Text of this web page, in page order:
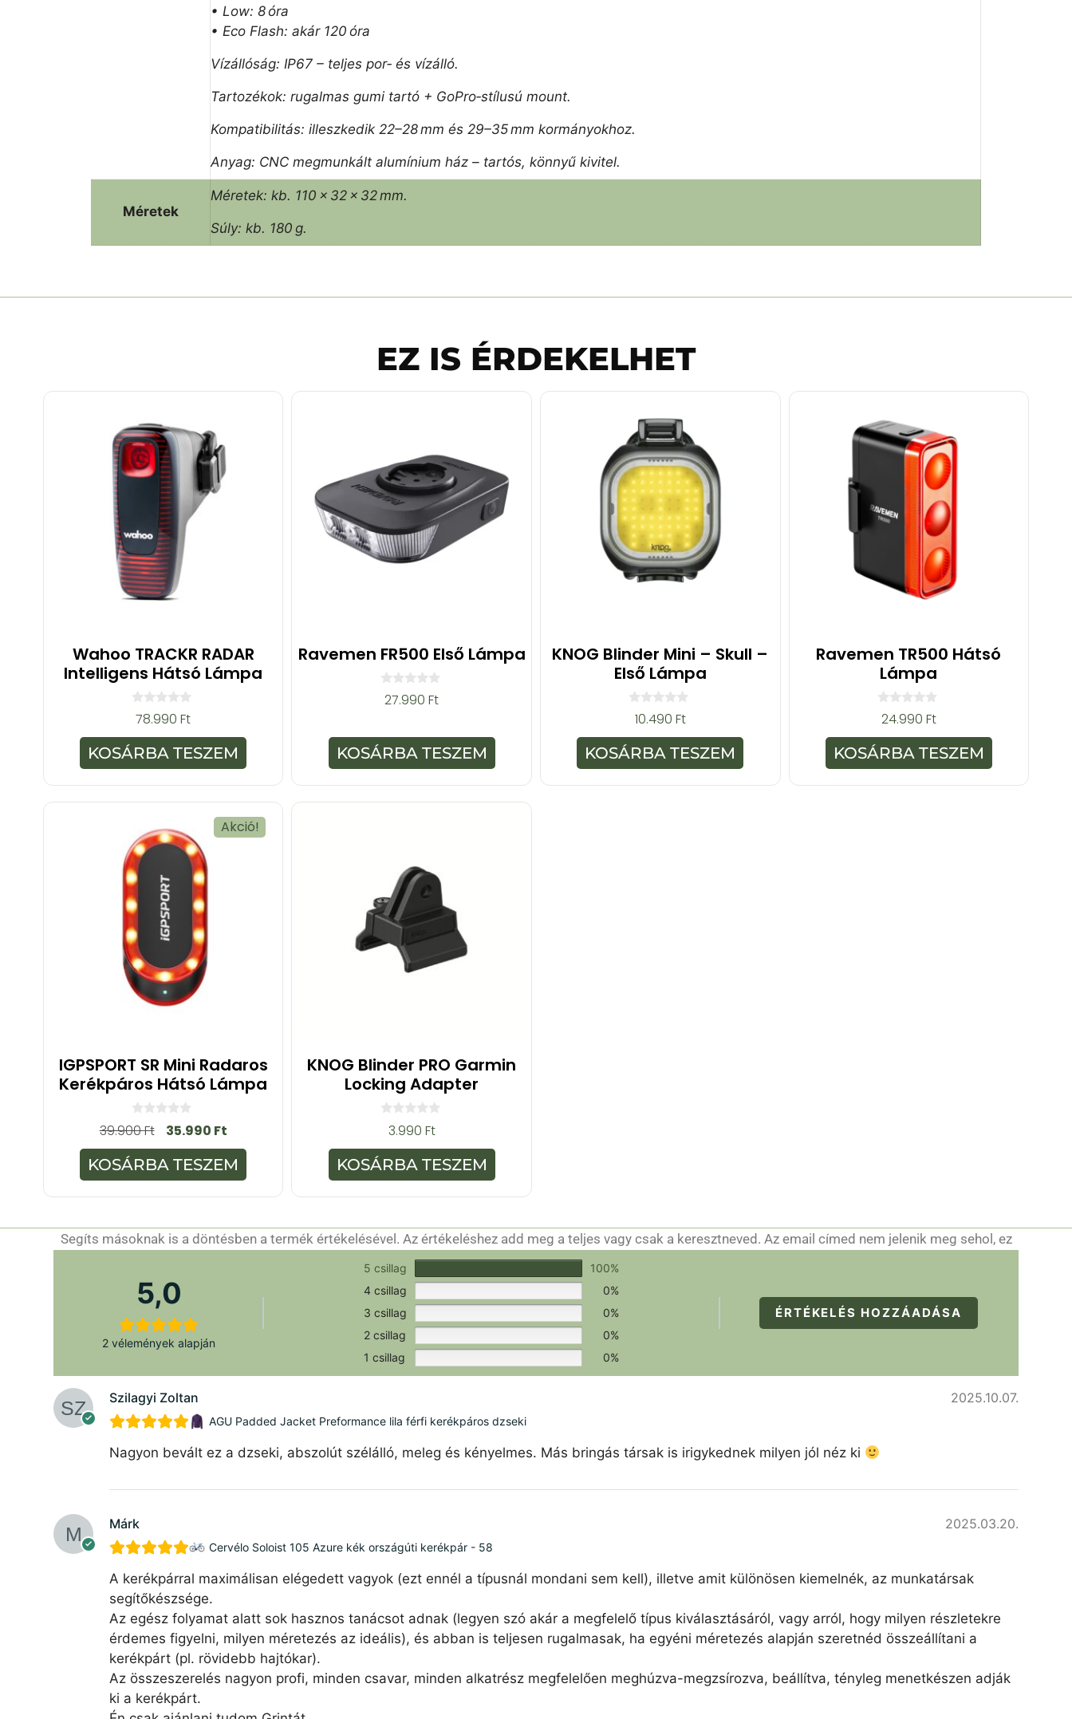
• Low: 8 óra
• Eco Flash: akár 120 óra
Vízállóság: IP67 – teljes por‑ és vízálló.
Tartozékok: rugalmas gumi tartó + GoPro‑stílusú mount.
Kompatibilitás: illeszkedik 22–28 mm és 29–35 mm kormányokhoz.
Anyag: CNC megmunkált alumínium ház – tartós, könnyű kivitel.
Méretek
Méretek: kb. 110 × 32 × 32 mm.
Súly: kb. 180 g.
EZ IS ÉRDEKELHET
Wahoo TRACKR RADAR
Intelligens Hátsó Lámpa
0
a
z
5
-
b
78.990Ft
KOSÁRBA TESZEM
Ravemen FR500 Első Lámpa
0
a
-
b
ő
l
27.990Ft
KOSÁRBA TESZEM
KNOG Blinder Mini – Skull –
Első Lámpa
0
z
5
-
b
10.490 Ft
KOSÁRBA TESZEM
Ravemen TR500 Hátsó
Lámpa
0
a
z
5
-
b
24.990 Ft
KOSÁRBA TESZEM
Akció!
IGPSPORT SR Mini Radaros
Kerékpáros Hátsó Lámpa
0
a
z
5
-
b
39.900Ft 35.990 Ft
KOSÁRBA TESZEM
KNOG Blinder PRO Garmin
Locking Adapter
z
5
-
b
3.990 Ft
KOSÁRBA TESZEM
Értékeld a terméket!
Segíts másoknak is a döntésben a termék értékelésével. Az értékeléshez add meg a teljes vagy csak a keresztneved. Az email címed nem jelenik meg sehol, ez
csak a hitelesítéshez szükséges.
5,0
2 vélemények alapján
5 csillag
100%
4 csillag
0%
3 csillag
0%
2 csillag
0%
1 csillag
0%
ÉRTÉKELÉS HOZZÁADÁSA
Szilagyi Zoltan 2025.10.07.
AGU Padded Jacket Preformance lila férfi kerékpáros dzseki
Nagyon bevált ez a dzseki, abszolút szélálló, meleg és kényelmes. Más bringás társak is irigykednek milyen jól néz ki
Márk 2025.03.20.
Cervélo Soloist 105 Azure kék országúti kerékpár - 58
A kerékpárral maximálisan elégedett vagyok (ezt ennél a típusnál mondani sem kell), illetve amit különösen kiemelnék, az munkatársak
segítőkészsége.
Az egész folyamat alatt sok hasznos tanácsot adnak (legyen szó akár a megfelelő típus kiválasztásáról, vagy arról, hogy milyen részletekre
érdemes figyelni, milyen méretezés az ideális), és abban is teljesen rugalmasak, ha egyéni méretezés alapján szeretnéd összeállítani a
kerékpárt (pl. rövidebb hajtókar).
Az összeszerelés nagyon profi, minden csavar, minden alkatrész megfelelően meghúzva-megzsírozva, beállítva, tényleg menetkészen adják
ki a kerékpárt.